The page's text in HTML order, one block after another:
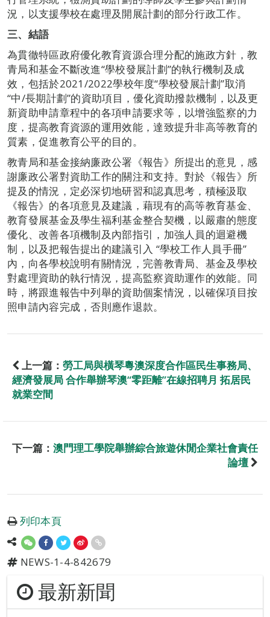
況，以支援學校在處理及開展計劃的部分行政工作。
三、結語
為貫徹特區政府優化教育資源合理分配的施政方針，教
青局和基金不斷改進“學校發展計劃”的執行機制及成
效，包括於2021/2022學校年度“學校發展計劃”取消
“中/長期計劃”的資助項目，優化資助撥款機制，以及更
新資助申請章程中的各項申請要求等，以增強監察的力
度，提高教育資源的運用效能，達致提升非高等教育的
質素，促進教育公平的目的。
教青局和基金接納廉政公署《報告》所提出的意見，感
謝廉政公署對資助工作的關注和支持。對於《報告》所
提及的情況，定必深切地研習和認真思考，積極汲取
《報告》的各項意見及建議，藉現有的高等教育基金、
教育發展基金及學生福利基金整合契機，以嚴肅的態度
優化、改善各項機制及內部指引，加強人員的迴避機
制，以及把報告提出的建議引入 “學校工作人員手冊”
內，向各學校說明有關情況，完善教青局、基金及學校
對處理資助的執行情況，提高監察資助運作的效能。同
時，將跟進報告中列舉的資助個案情況，以確保項目按
照申請內容完成，否則應作退款。
上一篇： 勞工局與橫琴粵澳深度合作區民生事務局、
經濟發展局 合作舉辦琴澳“零距離”在線招聘月 拓居民
就業空間
下一篇： 澳門理工學院舉辦綜合旅遊休閒企業社會責任
論壇
列印本頁
NEWS-1-4-842679
最新新聞